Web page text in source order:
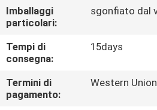
CONTROLLO
DI
QUALITÀ
CONTATTICI
Imballaggi
particolari:
sgonfiato dal
Tempi di
consegna:
15days
Termini di
pagamento:
Western